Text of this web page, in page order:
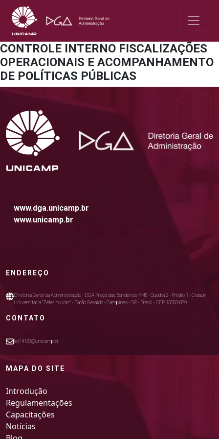
CONTROLE INTERNO FISCALIZAÇÕES
OPERACIONAIS E ACOMPANHAMENTO
DE POLÍTICAS PÚBLICAS
www.dga.unicamp.br
www.unicamp.br
ENDEREÇO
Diretoria Geral da Administração - DGA Praça das Bandeiras nº45 - Quadra 2 - Prédio 1 - Cidade
Universitária "Zeferino Vaz" - Barão Geraldo - Campinas - SP - Brasil - CEP:13083-869
CONTATO
lei14133@unicamp.br
MAPA DO SITE
Introdução
Regulamentações
Capacitações
Notícias